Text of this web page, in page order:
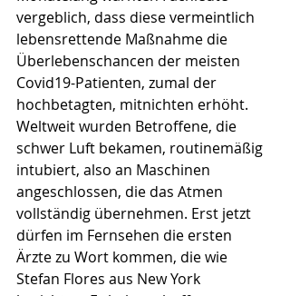
vergeblich, dass diese vermeintlich
lebensrettende Maßnahme die
Überlebenschancen der meisten
Covid19-Patienten, zumal der
hochbetagten, mitnichten erhöht.
Weltweit wurden Betroffene, die
schwer Luft bekamen, routinemäßig
intubiert, also an Maschinen
angeschlossen, die das Atmen
vollständig übernehmen. Erst jetzt
dürfen im Fernsehen die ersten
Ärzte zu Wort kommen, die wie
Stefan Flores aus New York